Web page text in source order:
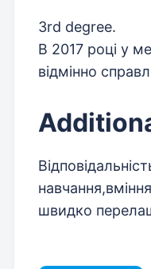
3rd degree.
В 2017 році у
відмінно
швидко